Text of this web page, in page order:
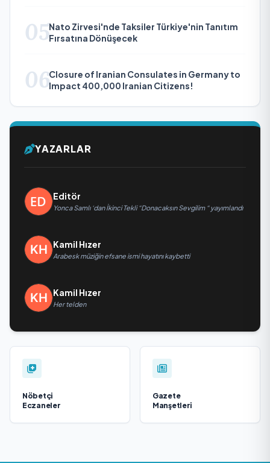
05Nato Zirvesi'nde Taksiler Türkiye'nin Tanıtım
Fırsatına Dönüşecek
06Closure of Iranian Consulates in Germany to
Impact 400,000 Iranian Citizens!
YAZARLAR
Editör
Yonca Samlı ‘dan İkinci Tekli “Donacaksın Sevgilim “ yayımlandı
Kamil Hızer
Arabesk müziğin efsane ismi hayatını kaybetti
Kamil Hızer
Her telden
Nöbetçi
Eczaneler
Gazete
Manşetleri